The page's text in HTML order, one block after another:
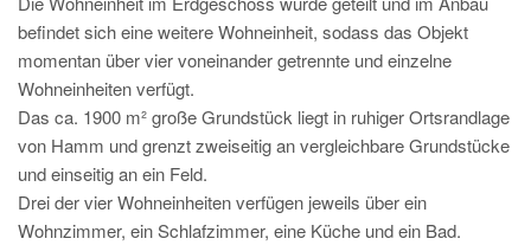
befindet sich eine weitere Wohneinheit, sodass das Objekt
momentan über vier voneinander getrennte und einzelne
Wohneinheiten verfügt.
Das ca. 1900 m² große Grundstück liegt in ruhiger Ortsrandlage
von Hamm und grenzt zweiseitig an vergleichbare Grundstücke
und einseitig an ein Feld.
Drei der vier Wohneinheiten verfügen jeweils über ein
Wohnzimmer, ein Schlafzimmer, eine Küche und ein Bad.